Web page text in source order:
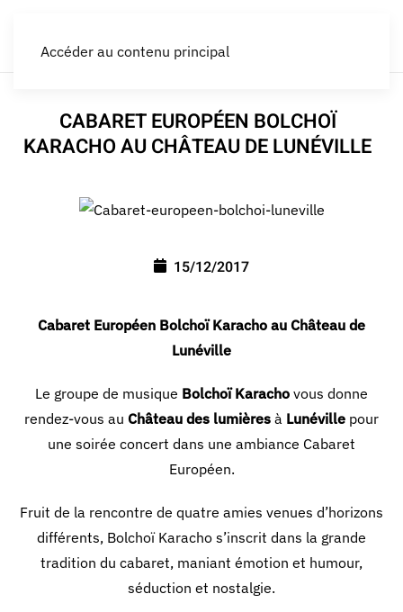
Accéder au contenu principal
CABARET EUROPÉEN BOLCHOÏ
KARACHO AU CHÂTEAU DE LUNÉVILLE
15/12/2017
Cabaret Européen Bolchoï Karacho au Château de
Lunéville
Le groupe de musique Bolchoï Karacho vous donne
rendez-vous au Château des lumières à Lunéville pour
une soirée concert dans une ambiance Cabaret
Européen.
Fruit de la rencontre de quatre amies venues d’horizons
différents, Bolchoï Karacho s’inscrit dans la grande
tradition du cabaret, maniant émotion et humour,
séduction et nostalgie.